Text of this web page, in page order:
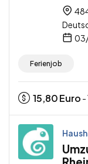
Ferienjob
15,80Euro -